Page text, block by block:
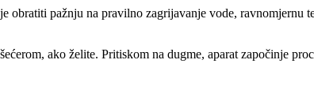
obratiti pažnju na pravilno zagrijavanje vode, ravnomjernu
ako želite. Pritiskom na dugme, aparat započinje